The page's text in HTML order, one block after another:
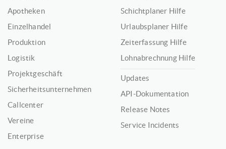
Apotheken
Einzelhandel
Produktion
Logistik
Projektgeschäft
Sicherheitsunternehmen
Callcenter
Vereine
Enterprise
Schichtplaner Hilfe
Urlaubsplaner Hilfe
Zeiterfassung Hilfe
Lohnabrechnung Hilfe
Updates
API-Dokumentation
Release Notes
Service Incidents